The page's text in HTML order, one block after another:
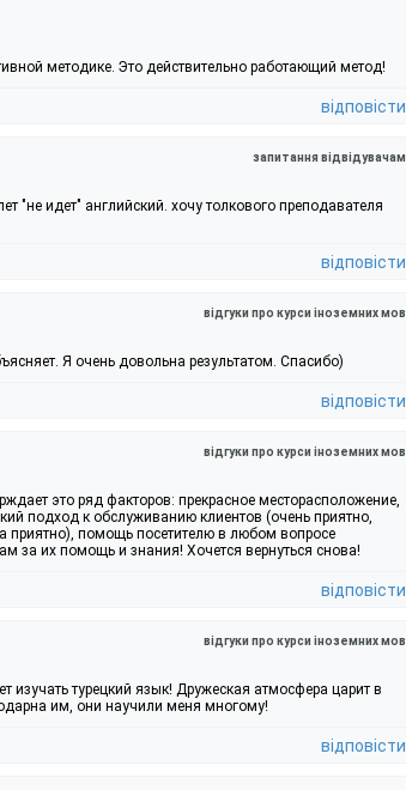
методике. Это действительно работающий метод!
відповісти
запитання відвідувачам
"не идет" английский. хочу толкового преподавателя
відповісти
відгуки про курси іноземних мов
Я очень довольна результатом. Спасибо)
відповісти
відгуки про курси іноземних мов
это ряд факторов: прекрасное месторасположение,
подход к обслуживанию клиентов (очень приятно,
приятно), помощь посетителю в любом вопросе
за их помощь и знания! Хочется вернуться снова!
відповісти
відгуки про курси іноземних мов
изучать турецкий язык! Дружеская атмосфера царит в
им, они научили меня многому!
відповісти